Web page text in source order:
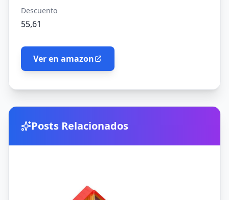
Descuento
55,61
Ver en amazon
Posts Relacionados